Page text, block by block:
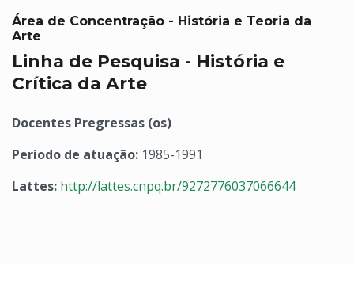
Área de Concentração - História e Teoria da
Arte
Linha de Pesquisa - História e
Crítica da Arte
Docentes Pregressas (os)
Período de atuação: 1985-1991
Lattes: http://lattes.cnpq.br/9272776037066644